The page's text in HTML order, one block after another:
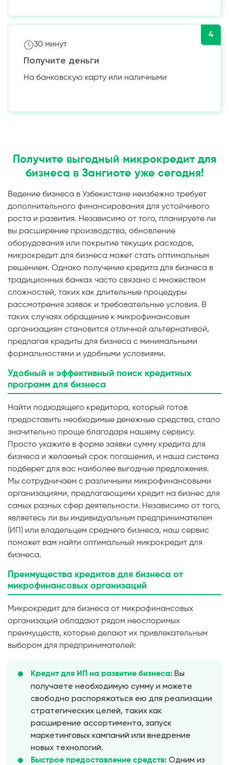
4
30 минут
Получите деньги
На банковскую карту или наличными
Получите выгодный микрокредит для
бизнеса в Зангиоте уже сегодня!
Ведение бизнеса в Узбекистане неизбежно требует
дополнительного финансирования для устойчивого
роста и развития. Независимо от того, планируете ли
вы расширение производства, обновление
оборудования или покрытие текущих расходов,
микрокредит для бизнеса может стать оптимальным
решением. Однако получение кредита для бизнеса в
традиционных банках часто связано с множеством
сложностей, таких как длительные процедуры
рассмотрения заявок и требовательные условия. В
таких случаях обращение к микрофинансовым
организациям становится отличной альтернативой,
предлагая кредиты для бизнеса с минимальными
формальностями и удобными условиями.
Удобный и эффективный поиск кредитных
программ для бизнеса
Найти подходящего кредитора, который готов
предоставить необходимые денежные средства, стало
значительно проще благодаря нашему сервису.
Просто укажите в форме заявки сумму кредита для
бизнеса и желаемый срок погашения, и наша система
подберет для вас наиболее выгодные предложения.
Мы сотрудничаем с различными микрофинансовыми
организациями, предлагающими кредит на бизнес для
самых разных сфер деятельности. Независимо от того,
являетесь ли вы индивидуальным предпринимателем
(ИП) или владельцем среднего бизнеса, наш сервис
поможет вам найти оптимальный микрокредит для
бизнеса.
Преимущества кредитов для бизнеса от
микрофинансовых организаций
Микрокредит для бизнеса от микрофинансовых
организаций обладают рядом неоспоримых
преимуществ, которые делают их привлекательным
выбором для предпринимателей:
Кредит для ИП на развитие бизнеса: Вы
получаете необходимую сумму и можете
свободно распоряжаться ею для реализации
стратегических целей, таких как
расширение ассортимента, запуск
маркетинговых кампаний или внедрение
новых технологий.
Быстрое предоставление средств: Одним из